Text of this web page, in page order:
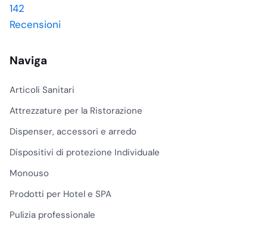
142
Recensioni
Naviga
Articoli Sanitari
Attrezzature per la Ristorazione
Dispenser, accessori e arredo
Dispositivi di protezione Individuale
Monouso
Prodotti per Hotel e SPA
Pulizia professionale